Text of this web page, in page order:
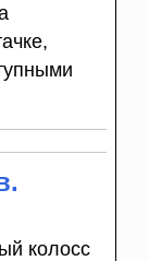
колосс